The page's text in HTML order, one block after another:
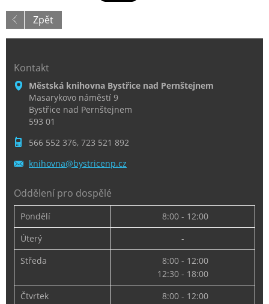
Zpět
Kontakt
Městská knihovna Bystřice nad Pernštejnem
Masarykovo náměstí 9
Bystřice nad Pernštejnem
593 01
566 552 376, 723 521 892
knihovna@bystricenp.cz
Oddělení pro dospělé
Pondělí
8:00 - 12:00
Úterý
-
Středa
8:00 - 12:00
12:30 - 18:00
Čtvrtek
8:00 - 12:00